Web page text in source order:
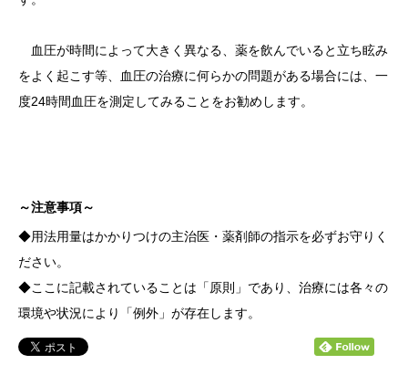
血圧が時間によって大きく異なる、薬を飲んでいると立ち眩み
をよく起こす等、血圧の治療に何らかの問題がある場合には、一
度24時間血圧を測定してみることをお勧めします。
～注意事項～
◆用法用量はかかりつけの主治医・薬剤師の指示を必ずお守りく
ださい。
◆ここに記載されていることは「原則」であり、治療には各々の
環境や状況により「例外」が存在します。